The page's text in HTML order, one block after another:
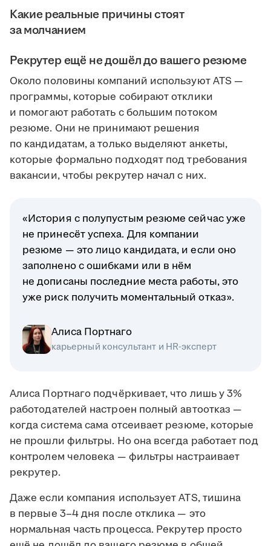
Какие реальные причины стоят
за молчанием
Рекрутер ещё не дошёл до вашего резюме
Около половины компаний используют ATS —
программы, которые собирают отклики
и помогают работать с большим потоком
резюме. Они не принимают решения
по кандидатам, а только выделяют анкеты,
которые формально подходят под требования
вакансии, чтобы рекрутер начал с них.
«История с полупустым резюме сейчас уже
не принесёт успеха. Для компании
резюме — это лицо кандидата, и если оно
заполнено с ошибками или в нём
не дописаны последние места работы, это
уже риск получить моментальный отказ».
Алиса Портнаго
карьерный консультант и HR-эксперт
Алиса Портнаго подчёркивает, что лишь у 3%
работодателей настроен полный автоотказ —
когда система сама отсеивает резюме, которые
не прошли фильтры. Но она всегда работает под
контролем человека — фильтры настраивает
рекрутер.
Даже если компания использует ATS, тишина
в первые 3–4 дня после отклика — это
нормальная часть процесса. Рекрутер просто